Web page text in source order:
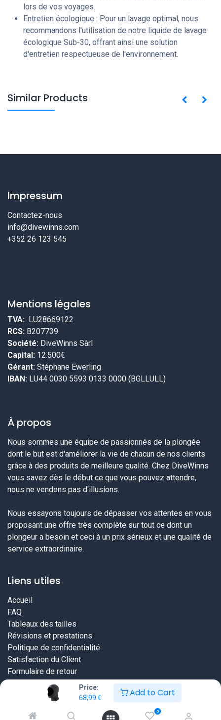
Price:
68,99 € Add to Cart
0
lors de vos voyages.
Entretien écologique : Pour un lavage optimal, nous
recommandons l'utilisation de notre liquide de lavage
écologique Sub-30, offrant ainsi une solution
d'entretien respectueuse de l'environnement.
Similar Products
Impressum
Contactez-nous
info@divewinns.com
+352 26 123 545
Mentions légales
TVA: LU28669122
RCS: B207739
Société: DiveWinns Sàrl
Capital: 12.500€
Gérant: Stéphane Ewerling
IBAN: LU44 0030 5593 0133 0000 (BGLLULL)
À propos
Nous sommes une équipe de passionnés de la plongée
dont le but est d'améliorer la vie de chacun de nos clients
grâce à des produits de meilleure qualité. Chez DiveWinns
vous savez dès le début ce que vous pouvez attendre,
nous ne vendons pas d'illusions.
Nous essayons toujours de dépasser vos attentes en vous
proposant une offre très complète sur tout ce dont un
plongeur a besoin et ceci à un prix sérieux et une qualité de
service extraordinaire.
Liens utiles
Accueil
FAQ
Tableaux des tailles
Révisions et prestations
Politique de confidentialité
Satisfaction du Client
Formulaire de retour